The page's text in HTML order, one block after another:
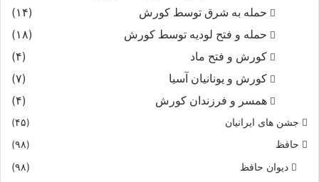
حمله به شرق توسط کورش
(۱۴)
حمله و فتح لودیه توسط کورش
(۱۸)
کورش و فتح ماد
(۴)
کورش و یونانیان آسیا
(۷)
همسر و فرزندان کورش
(۴)
جشن های ایرانیان
(۴۵)
حافظ
(۹۸)
دیوان حافظ (۹۸)